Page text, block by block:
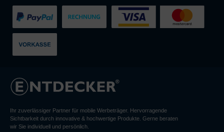
Ihr zuverlässiger Partner für mobile Werbeträger. Hervorragende
Sichtbarkeit durch innovative & hochwertige Produkte. Gerne beraten
wir Sie individuell und persönlich.